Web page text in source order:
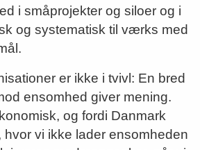
i småprojekter og siloer og i
og systematisk til værks med
er ikke i tvivl: En bred
ensomhed giver mening.
og fordi Danmark
vi ikke lader ensomheden